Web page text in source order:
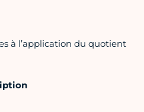
à l’application du quotient